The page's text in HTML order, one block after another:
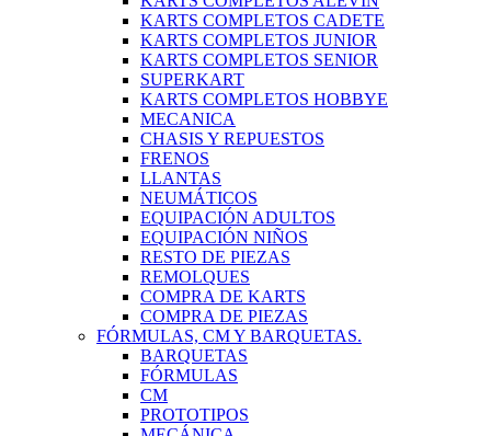
KARTS COMPLETOS CADETE
KARTS COMPLETOS JUNIOR
KARTS COMPLETOS SENIOR
SUPERKART
KARTS COMPLETOS HOBBYE
MECANICA
CHASIS Y REPUESTOS
FRENOS
LLANTAS
NEUMÁTICOS
EQUIPACIÓN ADULTOS
EQUIPACIÓN NIÑOS
RESTO DE PIEZAS
REMOLQUES
COMPRA DE KARTS
COMPRA DE PIEZAS
FÓRMULAS, CM Y BARQUETAS.
BARQUETAS
FÓRMULAS
CM
PROTOTIPOS